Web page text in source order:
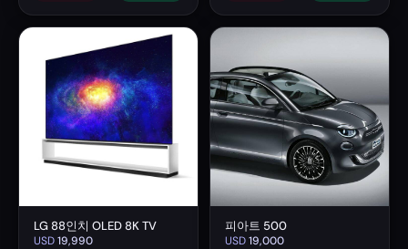
LG 88인치 OLED 8K TV
USD19,990
피아트 500
USD19,000